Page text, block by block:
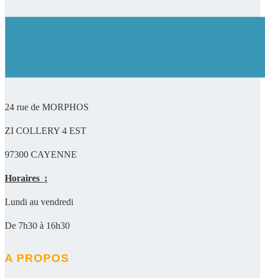
24 rue de MORPHOS
ZI COLLERY 4 EST
97300 CAYENNE
Horaires :
Lundi au vendredi
De 7h30 à 16h30
A PROPOS